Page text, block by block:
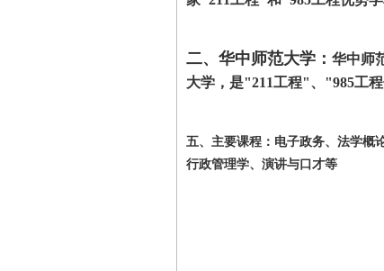
二、华中师范大学： 华中师
大学，是"211工程"、"985工
五、主要课程：电子政务、法学概
行政管理学、演讲与口才等